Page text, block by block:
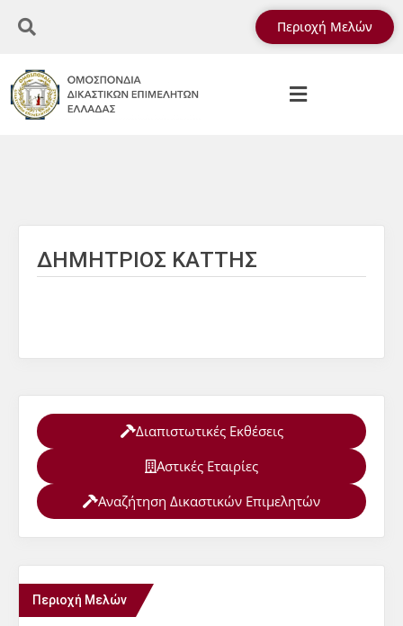
Περιοχή Μελών
ΔΗΜΗΤΡΙΟΣ ΚΑΤΤΗΣ
Διαπιστωτικές Εκθέσεις
Αστικές Εταιρίες
Αναζήτηση Δικαστικών Επιμελητών
Περιοχή Μελών